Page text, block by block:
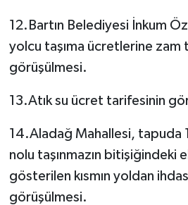
12.Bartın Belediyesi İnkum
yolcu taşıma ücretlerine zam
görüşülmesi.
13.Atık su ücret tarifesinin
14.Aladağ Mahallesi, tapuda
nolu taşınmazın bitişiğindeki
gösterilen kısmın yoldan
görüşülmesi.